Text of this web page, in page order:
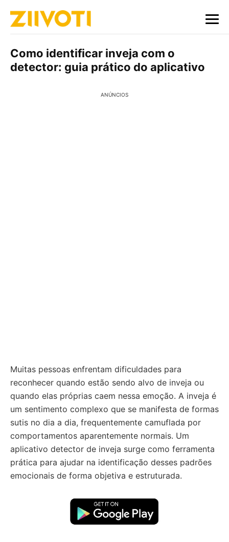
Como identificar inveja com o
detector: guia prático do aplicativo
ANÚNCIOS
Muitas pessoas enfrentam dificuldades para
reconhecer quando estão sendo alvo de inveja ou
quando elas próprias caem nessa emoção. A inveja é
um sentimento complexo que se manifesta de formas
sutis no dia a dia, frequentemente camuflada por
comportamentos aparentemente normais. Um
aplicativo detector de inveja surge como ferramenta
prática para ajudar na identificação desses padrões
emocionais de forma objetiva e estruturada.